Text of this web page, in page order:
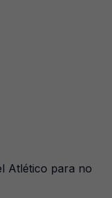
Atlético para no